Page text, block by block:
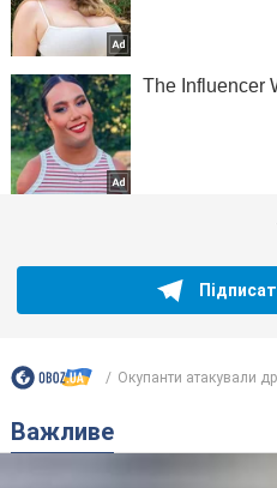
Окупанти атакували
Важливе